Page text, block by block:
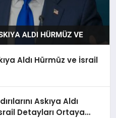
Aldı Hürmüz ve İsrail
Askıya Aldı
Detayları Ortaya